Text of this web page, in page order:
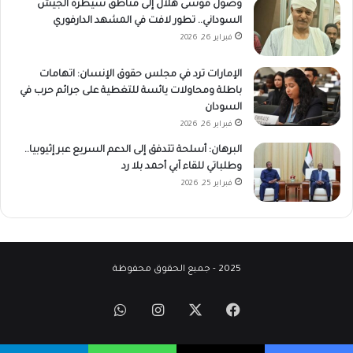
وصول موسى هلال إلى مناطق سيطرة الجيش
السوداني.. تطور لافت في المشهد الدارفوري
فبراير 26, 2026
الإمارات ترد في مجلس حقوق الإنسان: اتهامات
باطلة ومحاولات يائسة للتغطية على جرائم حرب في
السودان
فبراير 26, 2026
البرهان: أسلحة تتدفق إلى الدعم السريع عبر إثيوبيا..
وطلباتي للقاء آبي أحمد بلا رد
فبراير 25, 2026
2025 - جميع الحقوق محفوظة
فيسبوك انستقرامواتساب